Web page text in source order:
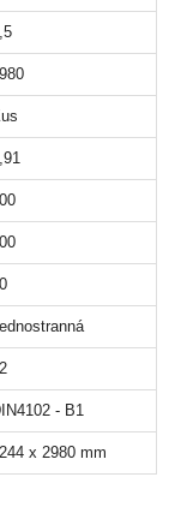
- B1
x 2980 mm